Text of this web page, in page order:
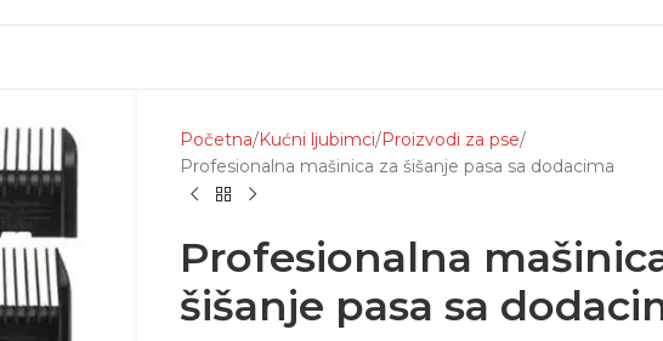
Početna Kućni ljubimci Proizvodi za pse
Profesionalna mašinica za šišanje pasa sa dodacima
Profesionalna
šišanje pasa sa